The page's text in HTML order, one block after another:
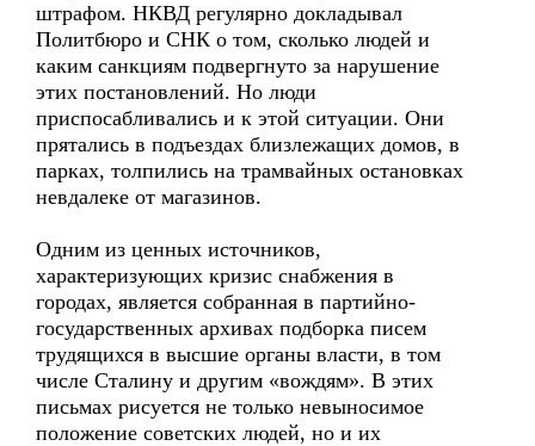
штрафом. НКВД регулярно докладывал
Политбюро и СНК о том, сколько людей и
каким санкциям подвергнуто за нарушение
этих постановлений. Но люди
приспосабливались и к этой ситуации. Они
прятались в подъездах близлежащих домов, в
парках, толпились на трамвайных остановках
невдалеке от магазинов.
Одним из ценных источников,
характеризующих кризис снабжения в
городах, является собранная в партийно-
государственных архивах подборка писем
трудящихся в высшие органы власти, в том
числе Сталину и другим «вождям». В этих
письмах рисуется не только невыносимое
положение советских людей, но и их